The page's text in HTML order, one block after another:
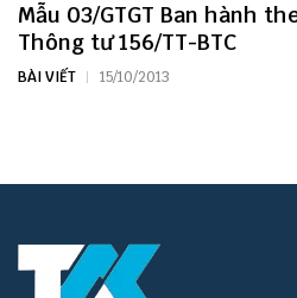
Mẫu 03/GTGT Ban hành
Thông tư 156/TT-BTC
BÀI VIẾT 15/10/2013